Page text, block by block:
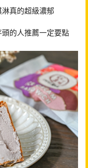
真的超級濃郁
的人推薦一定要點